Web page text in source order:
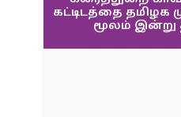
கட்டிடத்தை தமிழக
மூலம் இன்று